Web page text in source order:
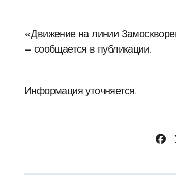
«Движение на линии
— сообщается в публикации.
Информация уточняется.